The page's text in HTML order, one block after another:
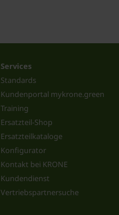
Services
Standards
Kundenportal mykrone.green
Training
Ersatzteil-Shop
Ersatzteilkataloge
Konfigurator
Kontakt bei KRONE
Kundendienst
Vertriebspartnersuche